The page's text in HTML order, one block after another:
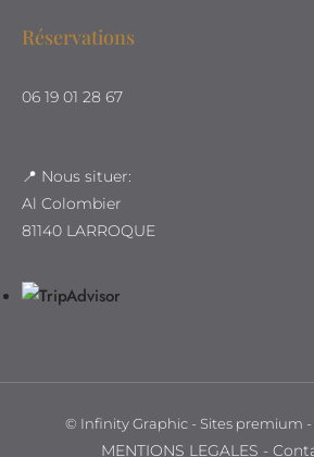
Réservations
06 19 01 28 67
📍 Nous situer:
Al Colombier
81140 LARROQUE
© Infinity Graphic - Sites premium -
MENTIONS LEGALES -